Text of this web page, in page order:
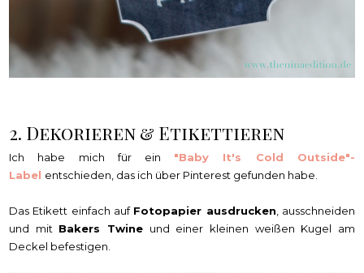
2. Dekorieren & Etikettieren
Ich habe mich für ein "Baby It's Cold Outside"-
Label entschieden, das ich über Pinterest gefunden habe.
Das Etikett einfach auf Fotopapier ausdrucken , ausschneiden
und mit Bakers Twine und einer kleinen weißen Kugel am
Deckel befestigen.